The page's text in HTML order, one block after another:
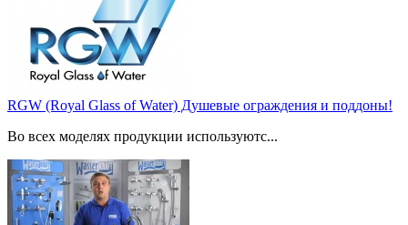
RGW (Royal Glass of Water) Душевые ограждения и поддоны!
Во всех моделях продукции используютс...